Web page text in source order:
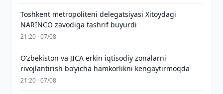
Toshkent metropoliteni delegatsiyasi Xitoydagi
NARINCO zavodiga tashrif buyurdi
21:20 · 07/08
Oʻzbekiston va JICA erkin iqtisodiy zonalarni
rivojlantirish boʻyicha hamkorlikni kengaytirmoqda
21:20 · 07/08